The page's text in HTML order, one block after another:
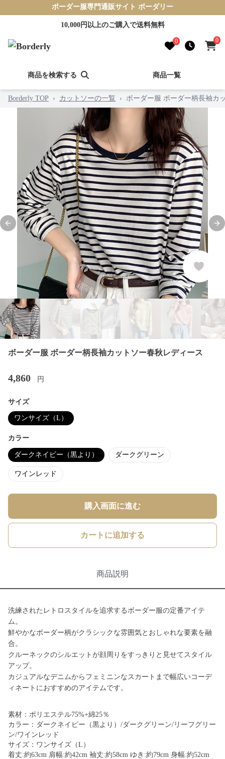
ボーダー服専門通販サイト ボーダリー
10,000円以上のご購入で送料無料
0 0
商品を検索する 商品一覧
Borderly TOP › カットソーの一覧 › ボーダー服 ボーダー柄長袖カ
Previous slide
ボーダー服 ボーダー柄長袖カットソー春秋レディース
4,860 円
サイズ
ワンサイズ（L）
カラー
ダークネイビー（黒より） ダークグリーン
ワインレッド
購入画面に進む
カートに追加する
商品説明
洗練されたレトロスタイルを追求するボーダー服の定番アイテ
ム。
鮮やかなボーダー柄がクラシックな雰囲気とおしゃれな要素を融
合。
クルーネックのシルエットが顔周りをすっきりと見せてスタイル
アップ。
カジュアルなデニムからフェミニンなスカートまで幅広いコーデ
ィネートにおすすめのアイテムです。
素材：ポリエステル75%+綿25％
カラー：ダークネイビー（黒より）/ダークグリーン/リーフグリー
ン/ワインレッド
サイズ：ワンサイズ（L）
着丈:約63cm 肩幅:約42cm 袖丈:約58cm ゆき:約79cm 身幅:約52cm